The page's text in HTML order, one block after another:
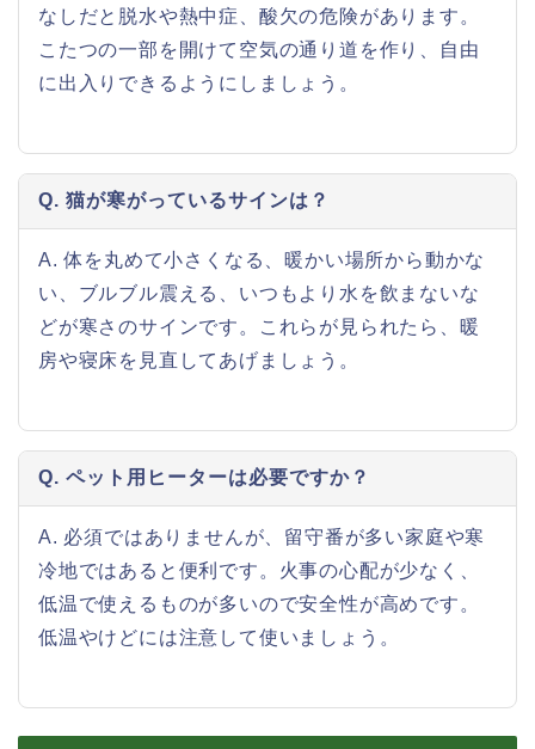
なしだと脱水や熱中症、酸欠の危険があります。
こたつの一部を開けて空気の通り道を作り、自由
に出入りできるようにしましょう。
Q. 猫が寒がっているサインは？
A. 体を丸めて小さくなる、暖かい場所から動かな
い、ブルブル震える、いつもより水を飲まないな
どが寒さのサインです。これらが見られたら、暖
房や寝床を見直してあげましょう。
Q. ペット用ヒーターは必要ですか？
A. 必須ではありませんが、留守番が多い家庭や寒
冷地ではあると便利です。火事の心配が少なく、
低温で使えるものが多いので安全性が高めです。
低温やけどには注意して使いましょう。